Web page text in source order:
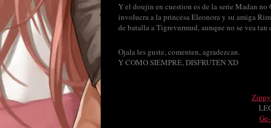
Y el doujin en cuestion es de la serie Madan
involucra a la princesa Eleonora y su amiga
de batalla a Tigrevurmud, aunque no se vea
Ojala les guste, comenten, agradezcan.
Y COMO SIEMPRE, DISFRUTEN XD